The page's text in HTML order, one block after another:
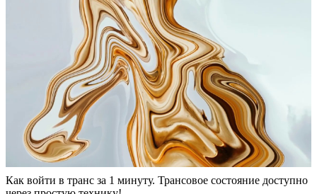
Как войти в транс за 1 минуту. Трансовое состояние доступно